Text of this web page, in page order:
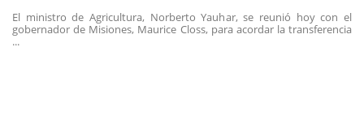
El ministro de Agricultura, Norberto Yauhar, se reunió hoy con el
gobernador de Misiones, Maurice Closs, para acordar la transferencia
...